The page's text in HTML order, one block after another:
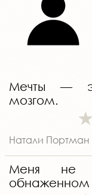
Мечты —
мозгом.
Натали Портман
Меня не
обнаженном